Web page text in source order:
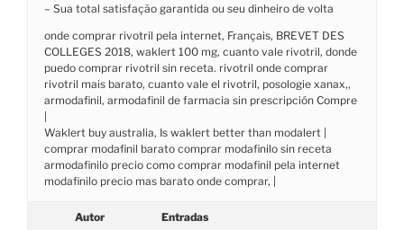
– Sua total satisfação garantida ou seu dinheiro de volta
onde comprar rivotril pela internet, Français, BREVET DES
COLLEGES 2018, waklert 100 mg, cuanto vale rivotril, donde
puedo comprar rivotril sin receta. rivotril onde comprar
rivotril mais barato, cuanto vale el rivotril, posologie xanax,,
armodafinil, armodafinil de farmacia sin prescripción Compre
|
Waklert buy australia, Is waklert better than modalert |
comprar modafinil barato comprar modafinilo sin receta
armodafinilo precio como comprar modafinil pela internet
modafinilo precio mas barato onde comprar, |
Autor Entradas